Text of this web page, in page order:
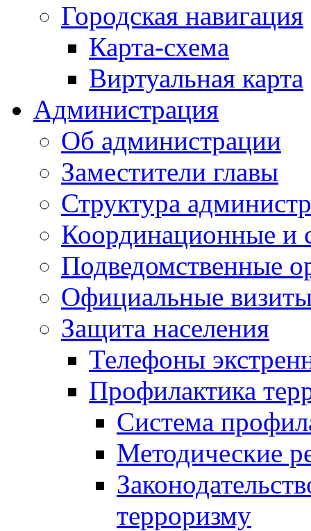
Городская навигация
Карта-схема
Виртуальная карта
Администрация
Об администрации
Заместители главы
Структура
Координационные и
Подведомственные
Официальные
Защита населения
Телефоны
Профилактика
Система
Методические
терроризму